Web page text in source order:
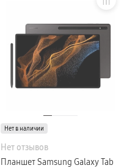
Нет в наличии
Нет отзывов
Планшет Samsung Galaxy Tab